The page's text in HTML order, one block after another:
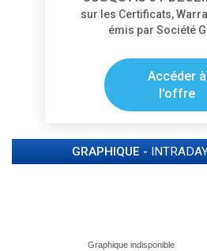
sur les Certificats,
émis par Société
Accéder à
l'offre
GRAPHIQUE -